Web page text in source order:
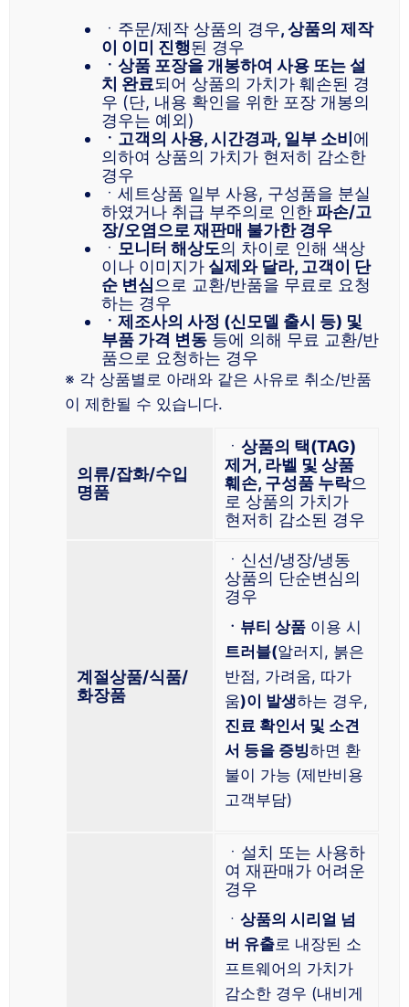
ㆍ주문/제작 상품의 경우, 상품의 제작
이 이미 진행된 경우
ㆍ상품 포장을 개봉하여 사용 또는 설
치 완료되어 상품의 가치가 훼손된 경
우 (단, 내용 확인을 위한 포장 개봉의
경우는 예외)
ㆍ고객의 사용, 시간경과, 일부 소비에
의하여 상품의 가치가 현저히 감소한
경우
ㆍ세트상품 일부 사용, 구성품을 분실
하였거나 취급 부주의로 인한 파손/고
장/오염으로 재판매 불가한 경우
ㆍ 모니터 해상도의 차이로 인해 색상
이나 이미지가 실제와 달라, 고객이 단
순 변심 으로 교환/반품을 무료로 요청
하는 경우
ㆍ제조사의 사정 (신모델 출시 등) 및
부품 가격 변동 등에 의해 무료 교환/반
품으로 요청하는 경우
※ 각 상품별로 아래와 같은 사유로 취소/반품
이 제한될 수 있습니다.
의류/잡화/수입
명품
ㆍ 상품의 택(TAG)
제거, 라벨 및 상품
훼손, 구성품 누락으
로 상품의 가치가
현저히 감소된 경우
계절상품/식품/
화장품
ㆍ신선/냉장/냉동
상품의 단순변심의
경우
ㆍ뷰티 상품 이용 시
트러블(알러지, 붉은
반점, 가려움, 따가
움)이 발생하는 경우,
진료 확인서 및 소견
서 등을 증빙하면 환
불이 가능 (제반비용
고객부담)
ㆍ설치 또는 사용하
여 재판매가 어려운
경우
ㆍ 상품의 시리얼 넘
버 유출로 내장된 소
프트웨어의 가치가
감소한 경우 (내비게